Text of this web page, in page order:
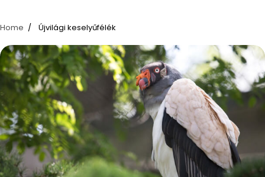
Home Újvilági keselyűfélék